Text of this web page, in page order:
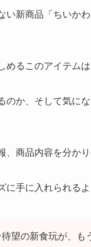
い新商品「ちいか
るこのアイテム
のか、そして気に
商品内容を分かり
に手に入れられる
望の新食玩が、も